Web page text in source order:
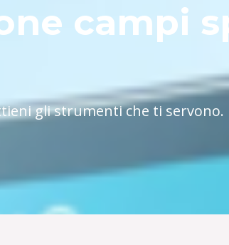
campi
gli strumenti che ti servono.